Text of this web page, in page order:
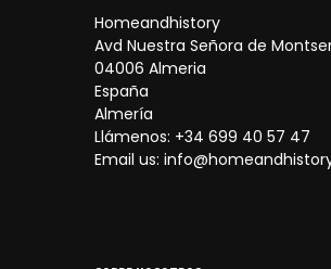
Homeandhistory
Avd Nuestra Señora de
04006 Almeria
España
Almería
Llámenos: +34 699 40 57 47
Email us: